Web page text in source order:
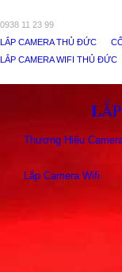
0938 11 23 99
LẮP CAMERA THỦ ĐỨC
LẮP CAMERA WIFI THỦ ĐỨC
Thương Hiệu
Lắp Camera Wifi